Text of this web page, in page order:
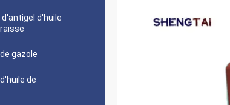
d'huile
gazole
de